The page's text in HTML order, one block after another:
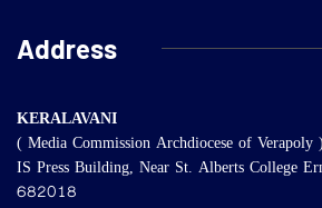
Address
KERALAVANI
( Media Commission Archdiocese of Verapoly )
IS Press Building, Near St. Alberts College
682018